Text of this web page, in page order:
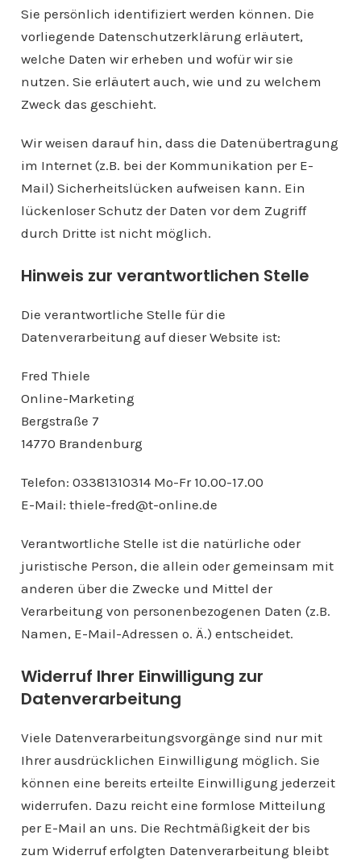
Sie persönlich identifiziert werden können. Die
vorliegende Datenschutzerklärung erläutert,
welche Daten wir erheben und wofür wir sie
nutzen. Sie erläutert auch, wie und zu welchem
Zweck das geschieht.
Wir weisen darauf hin, dass die Datenübertragung
im Internet (z.B. bei der Kommunikation per E-
Mail) Sicherheitslücken aufweisen kann. Ein
lückenloser Schutz der Daten vor dem Zugriff
durch Dritte ist nicht möglich.
Hinweis zur verantwortlichen Stelle
Die verantwortliche Stelle für die
Datenverarbeitung auf dieser Website ist:
Fred Thiele
Online-Marketing
Bergstraße 7
14770 Brandenburg
Telefon: 03381310314 Mo-Fr 10.00-17.00
E-Mail: thiele-fred@t-online.de
Verantwortliche Stelle ist die natürliche oder
juristische Person, die allein oder gemeinsam mit
anderen über die Zwecke und Mittel der
Verarbeitung von personenbezogenen Daten (z.B.
Namen, E-Mail-Adressen o. Ä.) entscheidet.
Widerruf Ihrer Einwilligung zur
Datenverarbeitung
Viele Datenverarbeitungsvorgänge sind nur mit
Ihrer ausdrücklichen Einwilligung möglich. Sie
können eine bereits erteilte Einwilligung jederzeit
widerrufen. Dazu reicht eine formlose Mitteilung
per E-Mail an uns. Die Rechtmäßigkeit der bis
zum Widerruf erfolgten Datenverarbeitung bleibt